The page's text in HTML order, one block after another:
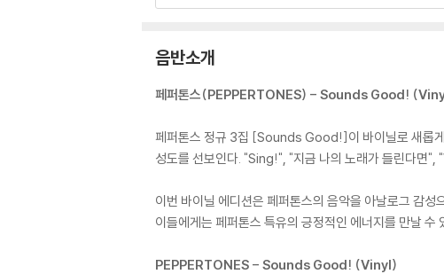
음반소개
페퍼톤스(PEPPERTONES) - Sounds Good!
페퍼톤스 정규 3집 [Sounds Good!]이 바이닐로 새롭게
성도를 선보인다. "Sing!", "지금 나의 노래가 들린다면
이번 바이닐 에디션은 페퍼톤스의 음악을 아날로그 감
이들에게는 페퍼톤스 특유의 긍정적인 에너지를 만날 수
PEPPERTONES - Sounds Good! (Vinyl)